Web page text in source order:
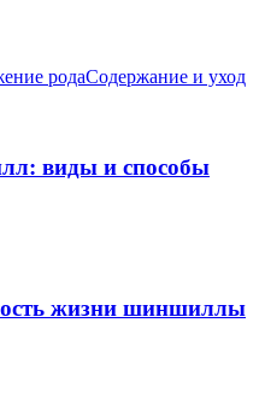
родаСодержание и уход
виды и способы
жизни шиншиллы